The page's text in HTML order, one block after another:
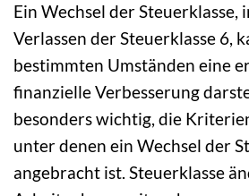
Ein Wechsel der Steuerklasse,
Verlassen der Steuerklasse 6,
bestimmten Umständen eine
finanzielle Verbesserung
besonders wichtig, die
unter denen ein Wechsel der
angebracht ist. Steuerklasse